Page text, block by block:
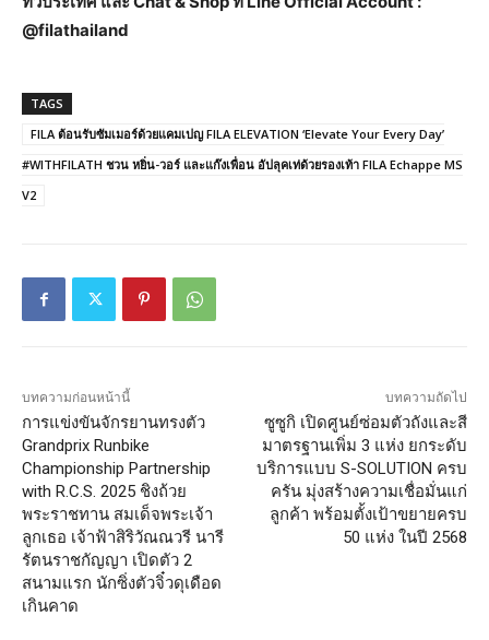
@filathailand
TAGS
FILA ต้อนรับซัมเมอร์ด้วยแคมเปญ FILA ELEVATION ‘Elevate Your Every Day’
#WITHFILATH ชวน หยิ่น-วอร์ และแก๊งเพื่อน อัปลุคเท่ด้วยรองเท้า FILA Echappe MS
V2
บทความก่อนหน้านี้
การแข่งขันจักรยานทรงตัว
Grandprix Runbike
Championship Partnership
with R.C.S. 2025 ชิงถ้วย
พระราชทาน สมเด็จพระเจ้า
ลูกเธอ เจ้าฟ้าสิริวัณณวรี นารี
รัตนราชกัญญา เปิดตัว 2
สนามแรก นักซิ่งตัวจิ๋วดุเดือด
เกินคาด
บทความถัดไป
ซูซูกิ เปิดศูนย์ซ่อมตัวถังและสี
มาตรฐานเพิ่ม 3 แห่ง ยกระดับ
บริการแบบ S-SOLUTION ครบ
ครัน มุ่งสร้างความเชื่อมั่นแก่
ลูกค้า พร้อมตั้งเป้าขยายครบ
50 แห่ง ในปี 2568